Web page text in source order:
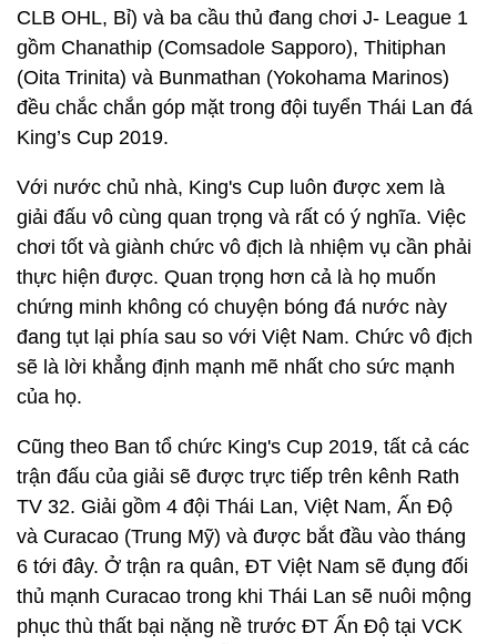
CLB OHL, Bỉ) và ba cầu thủ đang chơi J- League 1
gồm Chanathip (Comsadole Sapporo), Thitiphan
(Oita Trinita) và Bunmathan (Yokohama Marinos)
đều chắc chắn góp mặt trong đội tuyển Thái Lan đá
King’s Cup 2019.
Với nước chủ nhà, King's Cup luôn được xem là
giải đấu vô cùng quan trọng và rất có ý nghĩa. Việc
chơi tốt và giành chức vô địch là nhiệm vụ cần phải
thực hiện được. Quan trọng hơn cả là họ muốn
chứng minh không có chuyện bóng đá nước này
đang tụt lại phía sau so với Việt Nam. Chức vô địch
sẽ là lời khẳng định mạnh mẽ nhất cho sức mạnh
của họ.
Cũng theo Ban tổ chức King's Cup 2019, tất cả các
trận đấu của giải sẽ được trực tiếp trên kênh Rath
TV 32. Giải gồm 4 đội Thái Lan, Việt Nam, Ấn Độ
và Curacao (Trung Mỹ) và được bắt đầu vào tháng
6 tới đây. Ở trận ra quân, ĐT Việt Nam sẽ đụng đối
thủ mạnh Curacao trong khi Thái Lan sẽ nuôi mộng
phục thù thất bại nặng nề trước ĐT Ấn Độ tại VCK